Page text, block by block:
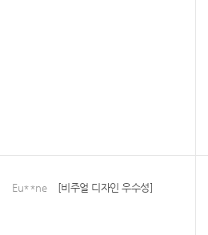
Eu**ne [비주얼 디자인 우수성]